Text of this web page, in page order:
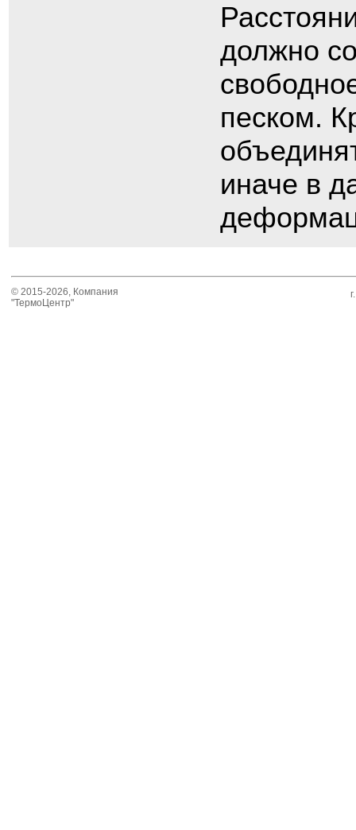
должно
песком.
иначе в
© 2015-2026, Компания
"ТермоЦентр"